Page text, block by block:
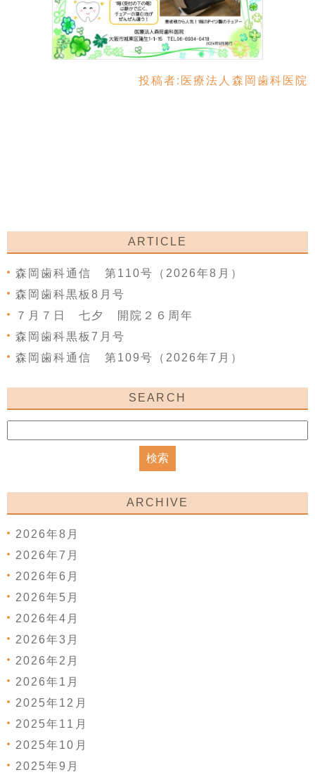
投稿者: 医療法人森岡歯科医院
ARTICLE
森岡歯科通信 第110号（2026年8月）
森岡歯科黒板8月号
７月７日 七夕 開院２６周年
森岡歯科黒板7月号
森岡歯科通信 第109号（2026年7月）
SEARCH
ARCHIVE
2026年8月
2026年7月
2026年6月
2026年5月
2026年4月
2026年3月
2026年2月
2026年1月
2025年12月
2025年11月
2025年10月
2025年9月